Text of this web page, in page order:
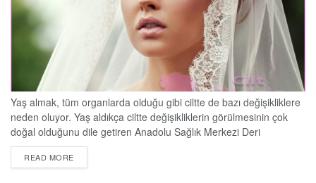
Yaş almak, tüm organlarda olduğu gibi ciltte de bazı değişikliklere
neden oluyor. Yaş aldıkça ciltte değişikliklerin görülmesinin çok
doğal olduğunu dile getiren Anadolu Sağlık Merkezi Deri
Hastalıkları Uzmanı Dr. Kübra Esen Salman, “Ciltte oluşan
olumsuz etkiler, tecrübeli eller ile uygun zamanda uygun işlemlerle
READ MOREDETAILS